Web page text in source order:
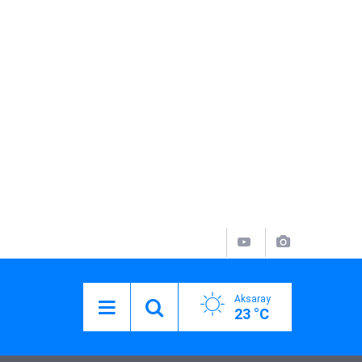
Aksaray
23 °C